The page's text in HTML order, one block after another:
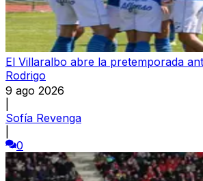
El Villaralbo abre la pretemporada
Rodrigo
9 ago 2026
Sofía Revenga
0